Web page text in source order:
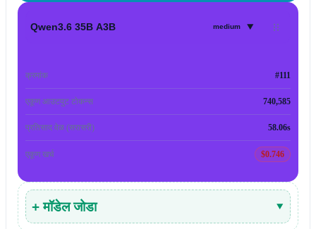
Qwen3.6 35B A3B medium ▾
क्रमांक #111
एकूण आउटपुट टोकन्स 740,585
प्रतिसाद वेळ (सरासरी) 58.06s
एकूण खर्च $0.746
+ मॉडेल जोडा ▾